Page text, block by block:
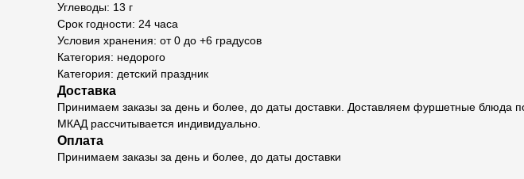
Углеводы: 13 г
Срок годности: 24 часа
Условия хранения: от 0 до +6 градусов
Категория: недорого
Категория: детский праздник
Доставка
Принимаем заказы за день и более, до даты доставки. Доставляем фуршетные блюда
МКАД рассчитывается индивидуально.
Оплата
Принимаем заказы за день и более, до даты доставки